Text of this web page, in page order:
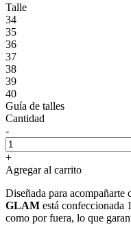
Talle
34
35
36
37
38
39
40
Guía de talles
Cantidad
-
+
Agregar al carrito
Diseñada para
GLAM está confeccionada
como por fuera, lo que